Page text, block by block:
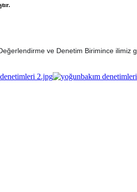
ve Denetim Birimince ilimiz